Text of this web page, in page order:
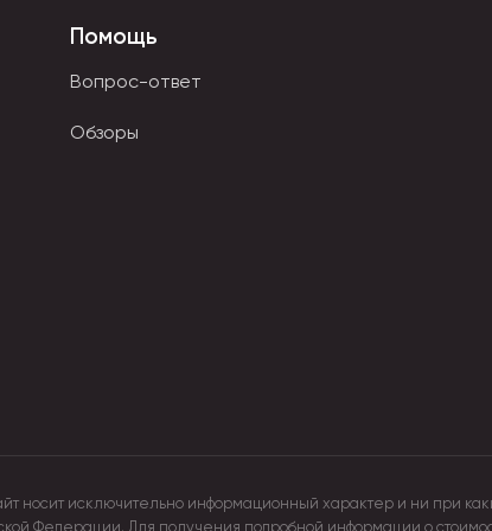
острых деталей. Современные виды мягких
Они различны по цвету и фактуре. В
Помощь
Вопрос-ответ
Обзоры
носит исключительно информационный характер и ни при
Федерации. Для получения подробной информации о